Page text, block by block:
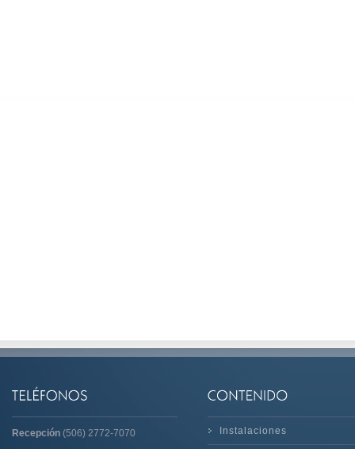
Recepción (506) 2772-7070 Instalaciones